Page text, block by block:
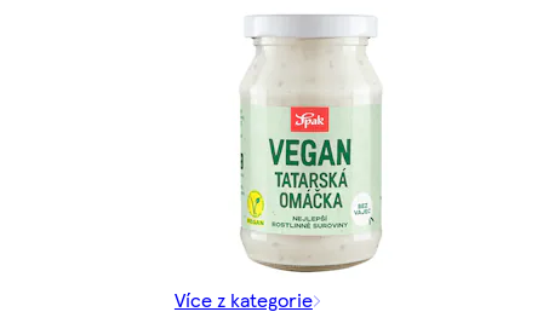
Více z kategorie